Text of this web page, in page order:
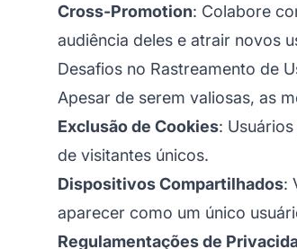
Cross-Promotion: Colabore
audiência deles e atrair novos
Desafios no Rastreamento de
Apesar de serem valiosas, as
Exclusão de Cookies:
de visitantes únicos.
Dispositivos Compartilhados:
aparecer como um único
Regulamentações de